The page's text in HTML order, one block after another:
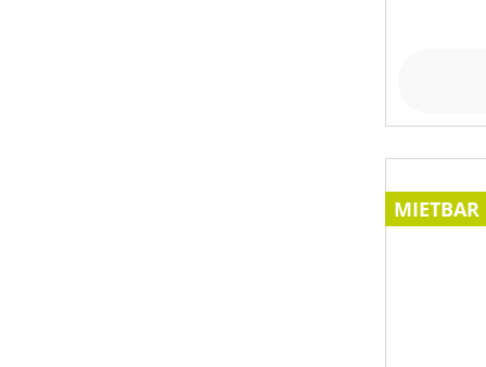
MIETBAR